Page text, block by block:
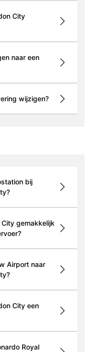
City
naar een
wijzigen?
bij
gemakkelijk
Airport naar
City een
Royal